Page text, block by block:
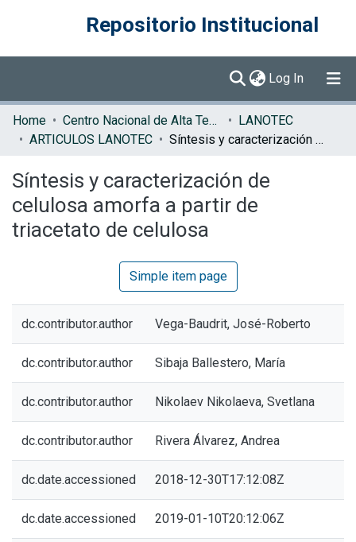
Repositorio Institucional
Log In (current)
Communities & Collections
Browse DSpace
Statistics
Home Centro Nacional de Alta Tecnología (CENAT)
LANOTEC
ARTICULOS LANOTEC
Síntesis y caracterización de celulosa amorfa a partir de triacetato de celulosa
Síntesis y caracterización de
celulosa amorfa a partir de
triacetato de celulosa
Simple item page
dc.contributor.author Vega-Baudrit, José-Roberto
dc.contributor.author Sibaja Ballestero, María
dc.contributor.author Nikolaev Nikolaeva, Svetlana
dc.contributor.author Rivera Álvarez, Andrea
dc.date.accessioned 2018-12-30T17:12:08Z
dc.date.accessioned 2019-01-10T20:12:06Z